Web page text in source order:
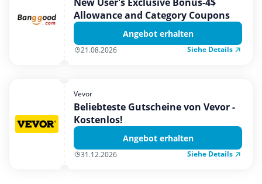
Allowance and Category Coupons
Angebot erhalten
21.08.2026 Siehe Details
Vevor
Beliebteste Gutscheine von Vevor -
Kostenlos!
Angebot erhalten
31.12.2026 Siehe Details